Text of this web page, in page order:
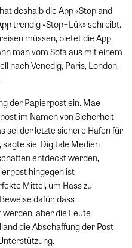
deshalb die App «Stop and
trendig «Stop+Lük» schreibt.
müssen, bietet die App
man vom Sofa aus mit einem
nach Venedig, Paris, London,
der Papierpost ein. Mae
im Namen von Sicherheit
sei der letzte sichere Hafen für
sie. Digitale Medien
entdeckt werden,
hingegen ist
Mittel, um Hass zu
dafür, dass
aber die Leute
die Abschaffung der Post